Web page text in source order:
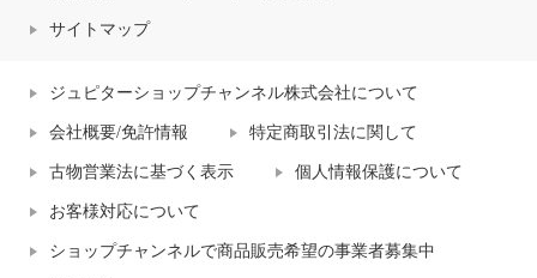
サイトマップ
ジュピターショップチャンネル株式会社について
会社概要/免許情報 特定商取引法に関して
古物営業法に基づく表示 個人情報保護について
お客様対応について
ショップチャンネルで商品販売希望の事業者募集中